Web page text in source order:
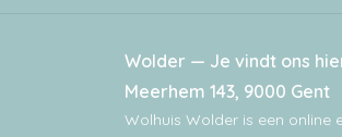
Wolder — Je vindt ons
Meerhem 143, 9000 Gent
Wolhuis Wolder is een online